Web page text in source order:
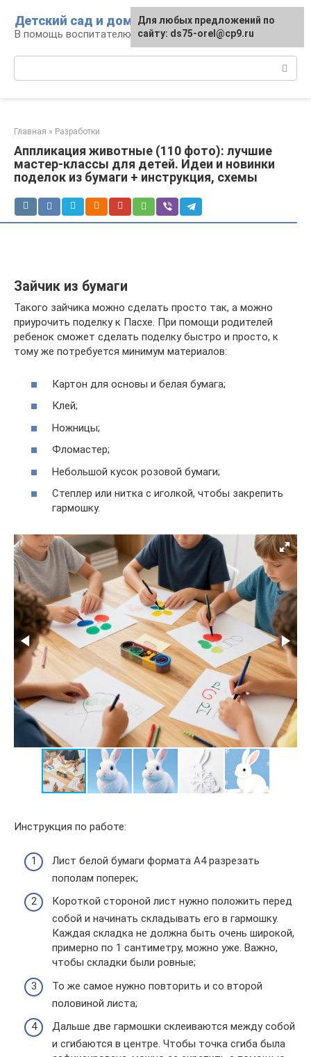
контенту
Детский сад и дом
В помощь воспитателю и родителям
Главная » Разработки
Аппликация животные (110 фото): лучшие
мастер-классы для детей. Идеи и новинки
поделок из бумаги + инструкция, схемы
Зайчик из бумаги
Такого зайчика можно сделать просто так, а можно
приурочить поделку к Пасхе. При помощи родителей
ребенок сможет сделать поделку быстро и просто, к
тому же потребуется минимум материалов:
Картон для основы и белая бумага;
Клей;
Ножницы;
Фломастер;
Небольшой кусок розовой бумаги;
Степлер или нитка с иголкой, чтобы закрепить
гармошку.
Инструкция по работе:
Лист белой бумаги формата А4 разрезать
пополам поперек;
Короткой стороной лист нужно положить перед
собой и начинать складывать его в гармошку.
Каждая складка не должна быть очень широкой,
примерно по 1 сантиметру, можно уже. Важно,
чтобы складки были ровные;
То же самое нужно повторить и со второй
половиной листа;
Дальше две гармошки склеиваются между собой
и сгибаются в центре. Чтобы точка сгиба была
Для любых предложений по
сайту: ds75-orel@cp9.ru